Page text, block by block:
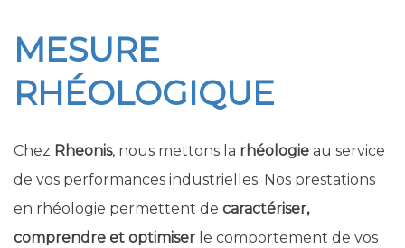
MESURE
RHÉOLOGIQUE
Chez Rheonis, nous mettons la rhéologie au service
de vos performances industrielles. Nos prestations
en rhéologie permettent de caractériser,
comprendre et optimiser le comportement de vos